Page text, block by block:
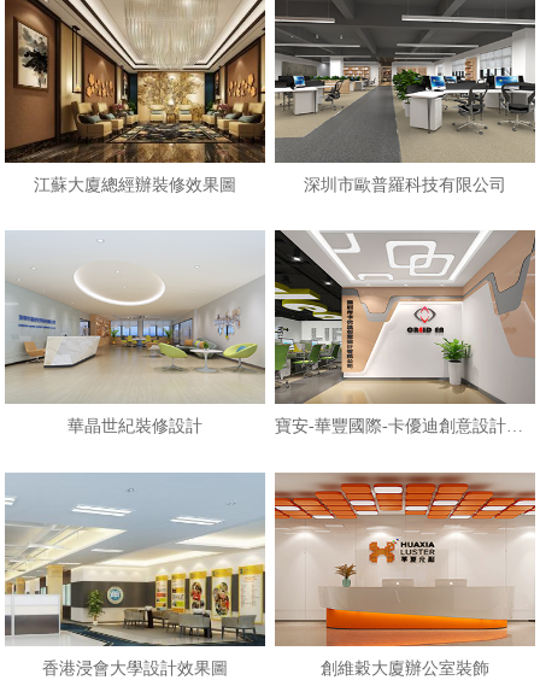
江蘇大廈總經辦裝修效果圖 深圳市歐普羅科技有限公司
華晶世紀裝修設計 寶安-華豐國際-卡優迪創意設計公司
香港浸會大學設計效果圖 創維穀大廈辦公室裝飾